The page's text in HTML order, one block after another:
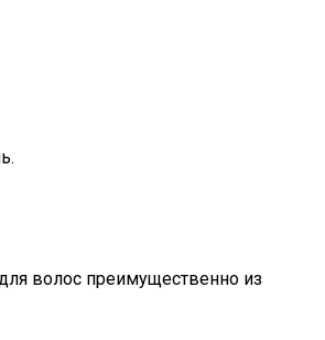
волос преимущественно из